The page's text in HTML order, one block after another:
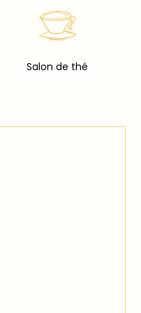
Salon de thé